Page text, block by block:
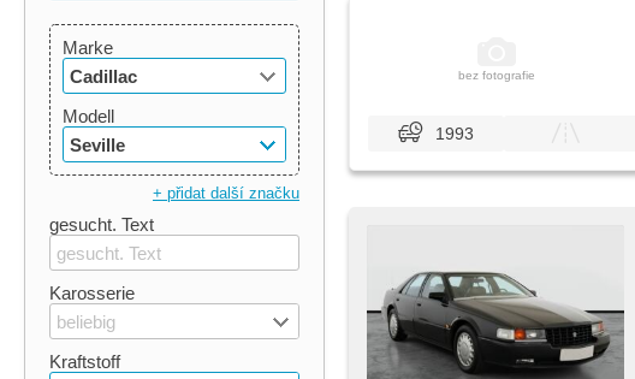
Marke
Cadillac
Modell
Seville
+ přidat další značku
gesucht. Text
Karosserie
beliebig
Kraftstoff
bez fotografie
1993